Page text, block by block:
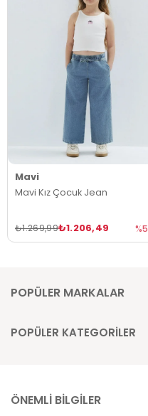
Mavi
Mavi Kız Çocuk Jean
₺1.206,49
₺1.269,99 %5
POPÜLER MARKALAR
POPÜLER KATEGORİLER
ÖNEMLİ BİLGİLER